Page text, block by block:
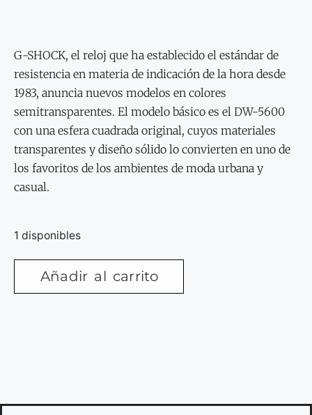
G-SHOCK, el reloj que ha establecido el estándar de
resistencia en materia de indicación de la hora desde
1983, anuncia nuevos modelos en colores
semitransparentes. El modelo básico es el DW-5600
con una esfera cuadrada original, cuyos materiales
transparentes y diseño sólido lo convierten en uno de
los favoritos de los ambientes de moda urbana y
casual.
1 disponibles
Añadir al carrito